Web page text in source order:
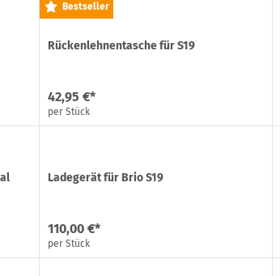
Bestseller
Rückenlehnentasche für S19
42,95 €*
per Stück
Ladegerät für Brio S19
110,00 €*
per Stück